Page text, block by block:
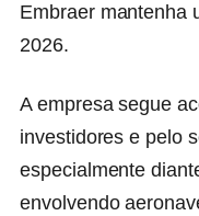
Embraer mantenha
2026.
A empresa segue
investidores e pelo
especialmente
envolvendo